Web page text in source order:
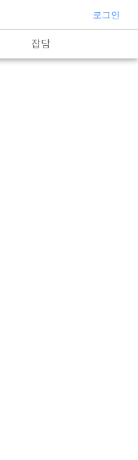
로그인
잡담